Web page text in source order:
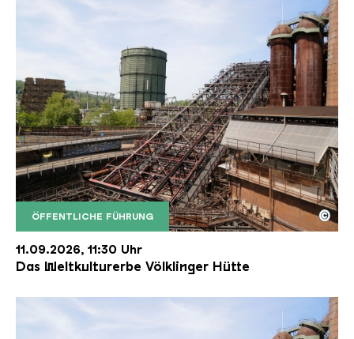
ÖFFENTLICHE FÜHRUNG
Der Erzschrägaufzug der Völklinger Hütte mit
Copyright: Weltkulturerbe Völklinger Hütte | Karl
©
11.09.2026, 11:30 Uhr
Das Weltkulturerbe Völklinger Hütte